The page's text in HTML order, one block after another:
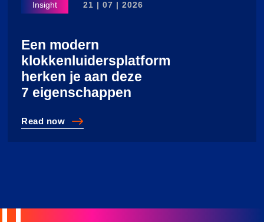
21 | 07 | 2026
Een modern
klokkenluidersplatform
herken je aan deze
7 eigenschappen
Read now